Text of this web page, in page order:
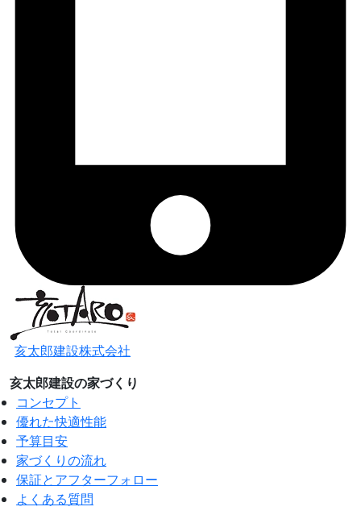
亥太郎建設株式会社
亥太郎建設の家づくり
コンセプト
優れた快適性能
予算目安
家づくりの流れ
保証とアフターフォロー
よくある質問